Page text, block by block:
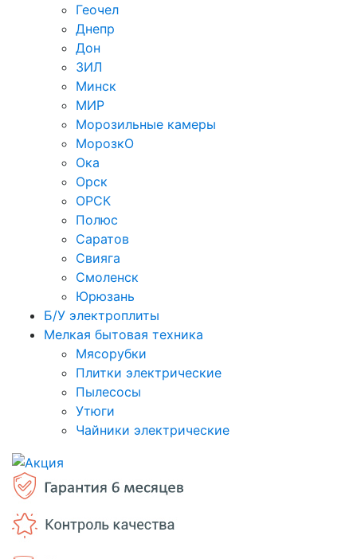
Геочел
Днепр
Дон
ЗИЛ
Минск
МИР
Морозильные камеры
МорозкО
Ока
Орск
ОРСК
Полюс
Саратов
Свияга
Смоленск
Юрюзань
Б/У электроплиты
Мелкая бытовая техника
Мясорубки
Плитки электрические
Пылесосы
Утюги
Чайники электрические